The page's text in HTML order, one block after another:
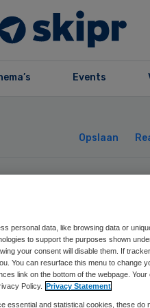
Events
Opslaan
personal data, like browsing data or
to support the purposes shown
your consent will disable them. If
You can resurface this menu to change
link on the bottom of the webpage.
Policy. Privacy Statement
essential and statistical cookies, these do